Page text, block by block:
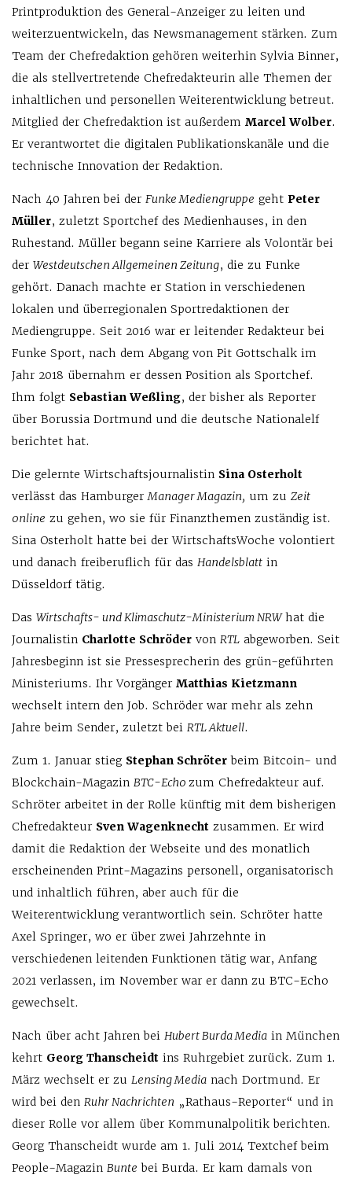
Printproduktion des General-Anzeiger zu leiten und
weiterzuentwickeln, das Newsmanagement stärken. Zum
Team der Chefredaktion gehören weiterhin Sylvia Binner,
die als stellvertretende Chefredakteurin alle Themen der
inhaltlichen und personellen Weiterentwicklung betreut.
Mitglied der Chefredaktion ist außerdem Marcel Wolber.
Er verantwortet die digitalen Publikationskanäle und die
technische Innovation der Redaktion.
Nach 40 Jahren bei der Funke Mediengruppe geht Peter
Müller, zuletzt Sportchef des Medienhauses, in den
Ruhestand. Müller begann seine Karriere als Volontär bei
der Westdeutschen Allgemeinen Zeitung, die zu Funke
gehört. Danach machte er Station in verschiedenen
lokalen und überregionalen Sportredaktionen der
Mediengruppe. Seit 2016 war er leitender Redakteur bei
Funke Sport, nach dem Abgang von Pit Gottschalk im
Jahr 2018 übernahm er dessen Position als Sportchef.
Ihm folgt Sebastian Weßling, der bisher als Reporter
über Borussia Dortmund und die deutsche Nationalelf
berichtet hat.
Die gelernte Wirtschaftsjournalistin Sina Osterholt
verlässt das HamburgerManager Magazin, um zu Zeit
online zu gehen, wo sie für Finanzthemen zuständig ist.
Sina Osterholt hatte bei der WirtschaftsWoche volontiert
und danach freiberuflich für das Handelsblatt in
Düsseldorf tätig.
Das Wirtschafts- und Klimaschutz-Ministerium NRWhat die
Journalistin Charlotte Schröder von RTL abgeworben. Seit
Jahresbeginn ist sie Pressesprecherin des grün-geführten
Ministeriums. Ihr Vorgänger Matthias Kietzmann
wechselt intern den Job. Schröder war mehr als zehn
Jahre beim Sender, zuletzt bei RTL Aktuell.
Zum 1. Januar stieg Stephan Schröter beim Bitcoin- und
Blockchain-Magazin BTC-Echo zum Chefredakteur auf.
Schröter arbeitet in der Rolle künftig mit dem bisherigen
Chefredakteur Sven Wagenknecht zusammen. Er wird
damit die Redaktion der Webseite und des monatlich
erscheinenden Print-Magazins personell, organisatorisch
und inhaltlich führen, aber auch für die
Weiterentwicklung verantwortlich sein. Schröter hatte
Axel Springer, wo er über zwei Jahrzehnte in
verschiedenen leitenden Funktionen tätig war, Anfang
2021 verlassen, im November war er dann zu BTC-Echo
gewechselt.
Nach über acht Jahren bei Hubert Burda Media in München
kehrt Georg Thanscheidt ins Ruhrgebiet zurück. Zum 1.
März wechselt er zu Lensing Media nach Dortmund. Er
wird bei den Ruhr Nachrichten „Rathaus-Reporter“ und in
dieser Rolle vor allem über Kommunalpolitik berichten.
Georg Thanscheidt wurde am 1. Juli 2014 Textchef beim
People-Magazin Bunte bei Burda. Er kam damals von